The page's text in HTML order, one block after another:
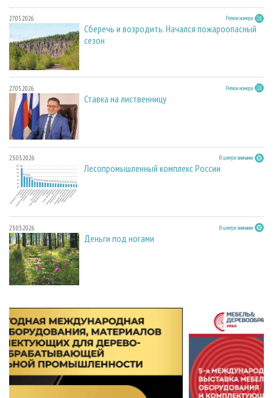
27.05.2026 Регион номера
Сберечь и возродить. Начался пожароопасный
сезон
27.05.2026 Регион номера
Ставка на лиственницу
23.03.2026 В центре внимания
Лесопромышленный комплекс России
23.03.2026 В центре внимания
Деньги под ногами